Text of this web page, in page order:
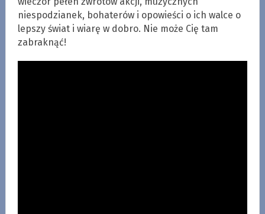
niespodzianek, bohaterów i opowieści o ich walce o
lepszy świat i wiarę w dobro. Nie może Cię tam
zabraknąć!